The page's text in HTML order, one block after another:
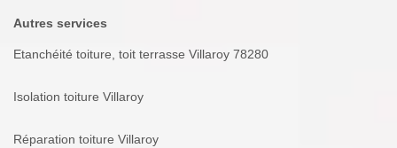
Autres services
Etanchéité toiture, toit terrasse Villaroy 78280
Isolation toiture Villaroy
Réparation toiture Villaroy